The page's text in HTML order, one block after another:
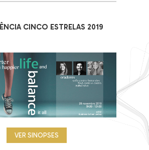
CINCO ESTRELAS 2019
VER SINOPSES